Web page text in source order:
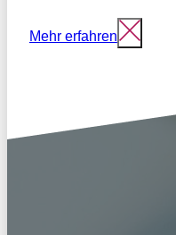
Mehr erfahren Schließen